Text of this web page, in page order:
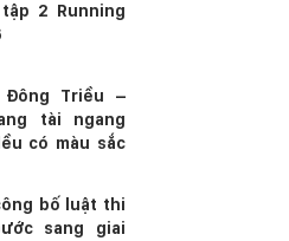
2 Running
Đông Triều –
tài ngang
có màu sắc
bố luật thi
sang giai